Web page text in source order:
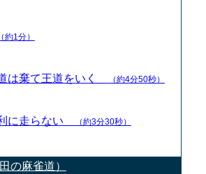
（約1分）
は棄て王道をいく （約4分50秒）
に走らない （約3分30秒）
の麻雀道）